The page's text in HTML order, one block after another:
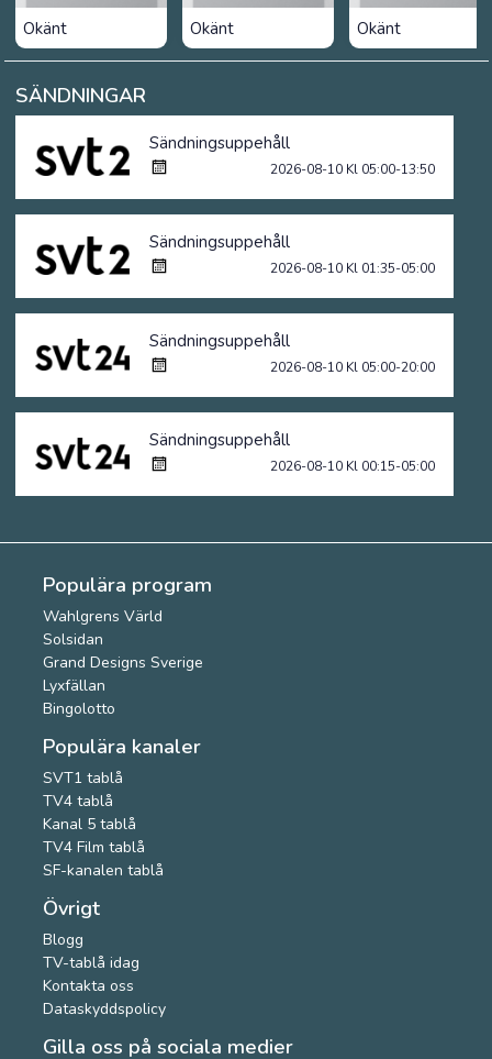
Okänt Okänt Okänt
SÄNDNINGAR
Sändningsuppehåll
2026-08-10 Kl 05:00-13:50
Sändningsuppehåll
2026-08-10 Kl 01:35-05:00
Sändningsuppehåll
2026-08-10 Kl 05:00-20:00
Sändningsuppehåll
2026-08-10 Kl 00:15-05:00
Populära program
Wahlgrens Värld
Solsidan
Grand Designs Sverige
Lyxfällan
Bingolotto
Populära kanaler
SVT1 tablå
TV4 tablå
Kanal 5 tablå
TV4 Film tablå
SF-kanalen tablå
Övrigt
Blogg
TV-tablå idag
Kontakta oss
Dataskyddspolicy
Gilla oss på sociala medier